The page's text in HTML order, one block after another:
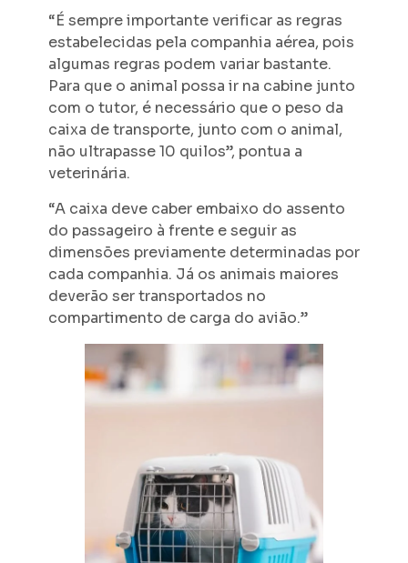
“É sempre importante verificar as regras
estabelecidas pela companhia aérea, pois
algumas regras podem variar bastante.
Para que o animal possa ir na cabine junto
com o tutor, é necessário que o peso da
caixa de transporte, junto com o animal,
não ultrapasse 10 quilos”, pontua a
veterinária.
“A caixa deve caber embaixo do assento
do passageiro à frente e seguir as
dimensões previamente determinadas por
cada companhia. Já os animais maiores
deverão ser transportados no
compartimento de carga do avião.”